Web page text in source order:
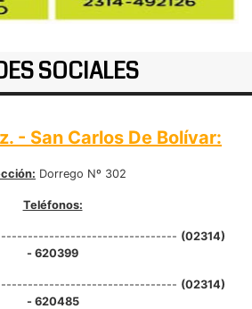
SOCIALES
- San Carlos De Bolívar:
Dorrego Nº 302
Teléfonos:
(02314)
- 620399
(02314)
- 620485